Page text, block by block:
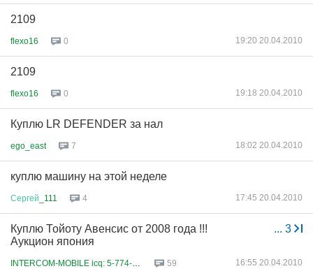
2109
flexo16 0 19:20 20.04.2010
2109
flexo16 0 19:18 20.04.2010
Куплю LR DEFENDER за нал
ego_east 7 18:02 20.04.2010
куплю машину на этой неделе
Сергей _111 4 17:45 20.04.2010
... 3
Куплю Тойоту Авенсис от 2008 года !!!
Аукцион япония
59 16:55 20.04.2010